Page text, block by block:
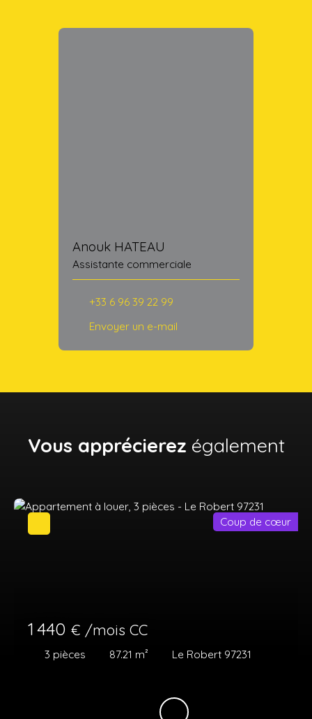
Anouk HATEAU
Assistante commerciale
+33 6 96 39 22 99
Envoyer un e-mail
Vous apprécierez également
1 440 € /mois CC
3 pièces 87.21 m² Le Robert 97231
Coup de cœur